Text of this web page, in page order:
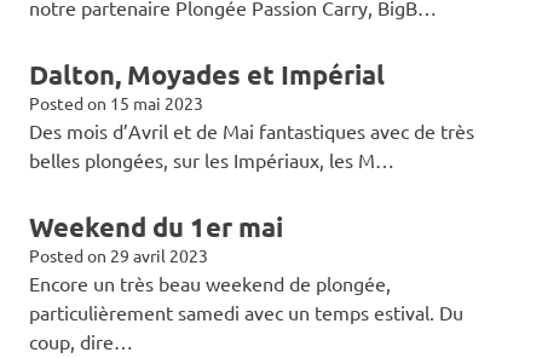
notre partenaire Plongée Passion Carry, BigB…
Dalton, Moyades et Impérial
Posted on 15 mai 2023
Des mois d’Avril et de Mai fantastiques avec de très
belles plongées, sur les Impériaux, les M…
Weekend du 1er mai
Posted on 29 avril 2023
Encore un très beau weekend de plongée,
particulièrement samedi avec un temps estival. Du
coup, dire…